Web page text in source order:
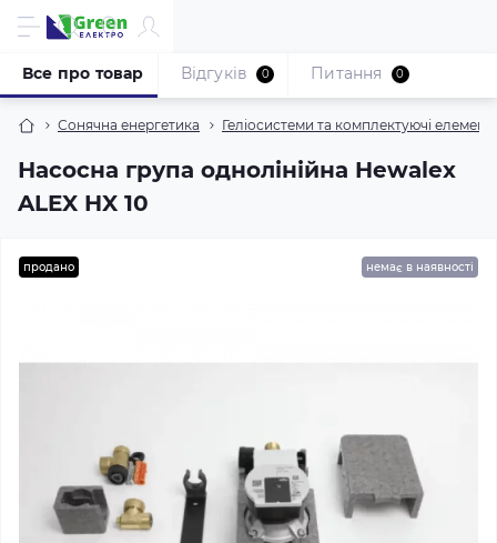
Сонячна енергетика Геліосистеми та комплектуючі
Насосна група однолінійна Hewalex
ALEX HX 10
Все про товар Відгуків 0 Питання 0
продано немає в наявності